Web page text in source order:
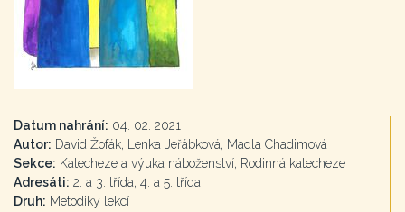
Datum nahrání: 04. 02. 2021
Autor: David Žofák, Lenka Jeřábková, Madla Chadimová
Sekce: Katecheze a výuka náboženství, Rodinná katecheze
Adresáti: 2. a 3. třída, 4. a 5. třída
Druh: Metodiky lekcí